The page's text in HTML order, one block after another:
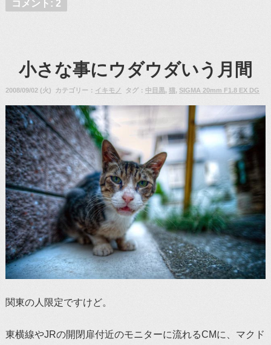
コメント: 2
小さな事にウダウダいう月間
2008/09/02 (火) カテゴリー： イキモノ タグ： 中目黒, 猫, SIGMA 20mm F1.8 EX DG
関東の人限定ですけど。
東横線やJRの開閉扉付近のモニターに流れるCMに、マクド